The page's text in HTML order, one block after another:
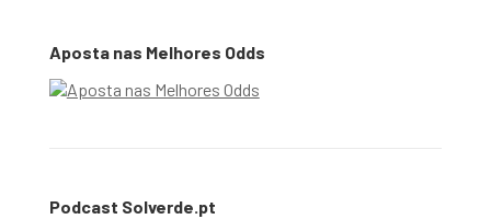
Aposta nas Melhores Odds
Podcast Solverde.pt